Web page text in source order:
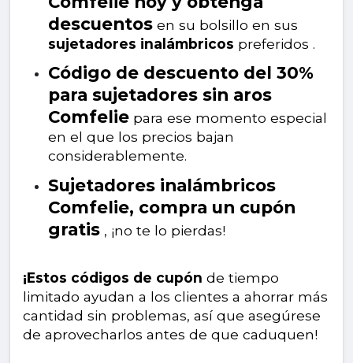
descuentos en su bolsillo en sus
sujetadores inalámbricos preferidos .
Código de descuento del 30%
para sujetadores sin aros
Comfelie para ese momento especial
en el que los precios bajan
considerablemente.
Sujetadores inalámbricos
Comfelie, compra un cupón
gratis , ¡no te lo pierdas!
¡Estos códigos de cupón de tiempo
limitado ayudan a los clientes a ahorrar más
cantidad sin problemas, así que asegúrese
de aprovecharlos antes de que caduquen!